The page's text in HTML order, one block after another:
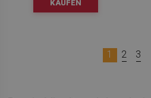
KAUFEN
1 2 3